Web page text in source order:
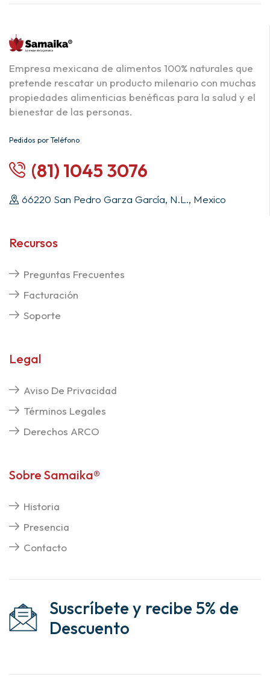
Empresa mexicana de alimentos 100% naturales que
pretende rescatar un producto milenario con muchas
propiedades alimenticias benéficas para la salud y el
bienestar de las personas.
Pedidos por Teléfono
(81) 1045 3076
66220 San Pedro Garza García, N.L., Mexico
Recursos
Preguntas Frecuentes
Facturación
Soporte
Legal
Aviso De Privacidad
Términos Legales
Derechos ARCO
Sobre Samaika®
Historia
Presencia
Contacto
Suscríbete y recibe 5% de
Descuento